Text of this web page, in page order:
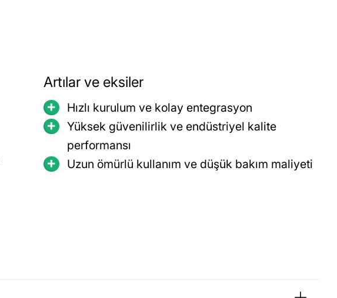
Artılar ve eksiler
Hızlı kurulum ve kolay entegrasyon
Yüksek güvenilirlik ve endüstriyel kalite
performansı
Uzun ömürlü kullanım ve düşük bakım maliyeti